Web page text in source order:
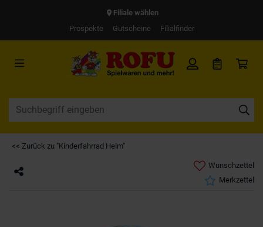
Filiale wählen
Prospekte
Gutscheine Filialfinder
<< Zurück zu "Kinderfahrrad Helm"
Wunschzettel
Merkzettel